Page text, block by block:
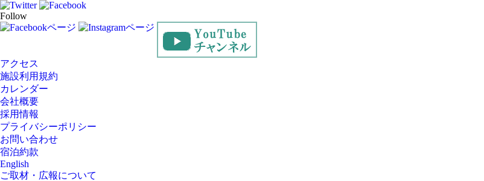
Follow
アクセス
施設利用規約
カレンダー
会社概要
採用情報
プライバシーポリシー
お問い合わせ
宿泊約款
English
ご取材・広報について